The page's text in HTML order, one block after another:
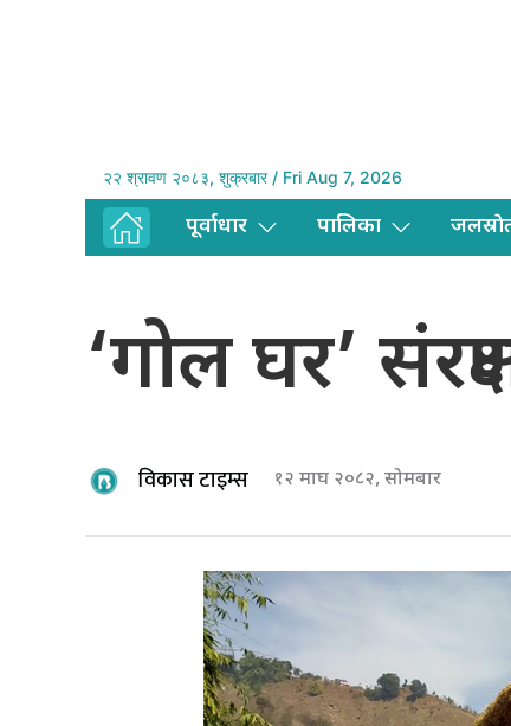
२२ श्रावण २०८३, शुक्रबार / Fri Aug 7, 2026
पूर्वाधार पालिका
‘गोल घर’
विकास टाइम्स १२ माघ २०८२, सोमबार